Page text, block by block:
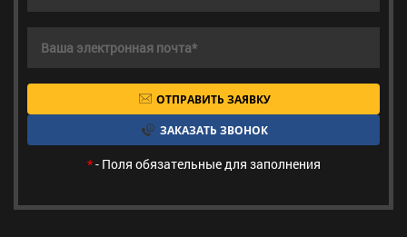
ОТПРАВИТЬ ЗАЯВКУ
ЗАКАЗАТЬ ЗВОНОК
*- Поля обязательные для заполнения